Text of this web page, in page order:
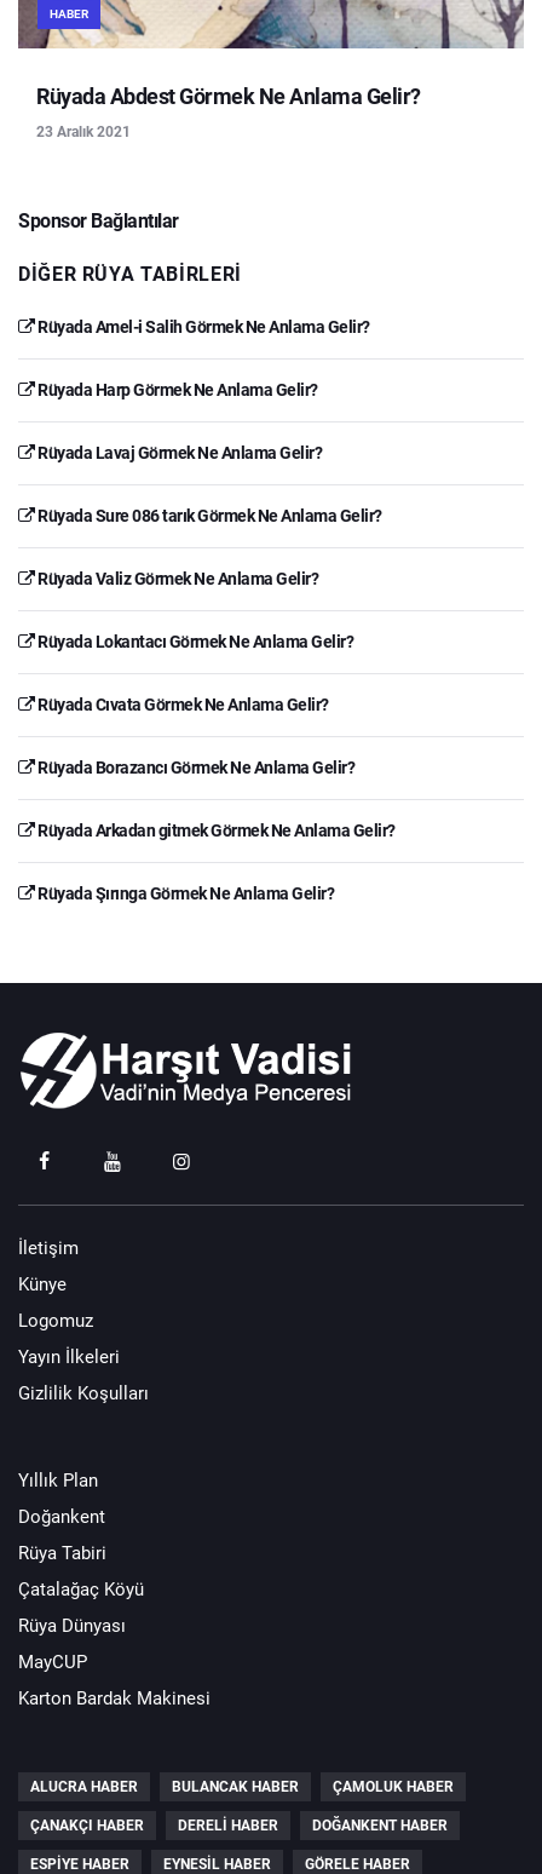
HABER
Rüyada Abdest Görmek Ne Anlama Gelir?
23 Aralık 2021
Sponsor Bağlantılar
DIĞER RÜYA TABIRLERI
Rüyada Amel-i Salih Görmek Ne Anlama Gelir?
Rüyada Harp Görmek Ne Anlama Gelir?
Rüyada Lavaj Görmek Ne Anlama Gelir?
Rüyada Sure 086 tarık Görmek Ne Anlama Gelir?
Rüyada Valiz Görmek Ne Anlama Gelir?
Rüyada Lokantacı Görmek Ne Anlama Gelir?
Rüyada Cıvata Görmek Ne Anlama Gelir?
Rüyada Borazancı Görmek Ne Anlama Gelir?
Rüyada Arkadan gitmek Görmek Ne Anlama Gelir?
Rüyada Şırınga Görmek Ne Anlama Gelir?
İletişim
Künye
Logomuz
Yayın İlkeleri
Gizlilik Koşulları
Yıllık Plan
Doğankent
Rüya Tabiri
Çatalağaç Köyü
Rüya Dünyası
MayCUP
Karton Bardak Makinesi
ALUCRA HABER BULANCAK HABER ÇAMOLUK HABER
ÇANAKÇI HABER DERELI HABER DOĞANKENT HABER
ESPIYE HABER EYNESIL HABER GÖRELE HABER